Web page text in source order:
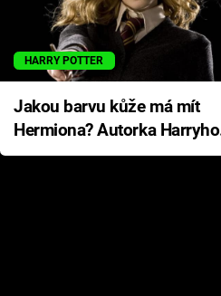
HARRY POTTER
Jakou barvu kůže má mít
Hermiona? Autorka Harryho
Pottera přišla s ráznou